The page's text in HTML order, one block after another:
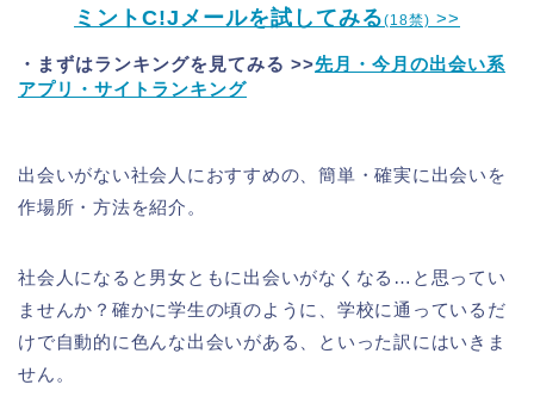
ミントC!Jメールを試してみる(18禁) >>
・まずはランキングを見てみる >>先月・今月の出会い系
アプリ・サイトランキング
出会いがない社会人におすすめの、簡単・確実に出会いを
作場所・方法を紹介。
社会人になると男女ともに出会いがなくなる…と思ってい
ませんか？確かに学生の頃のように、学校に通っているだ
けで自動的に色んな出会いがある、といった訳にはいきま
せん。